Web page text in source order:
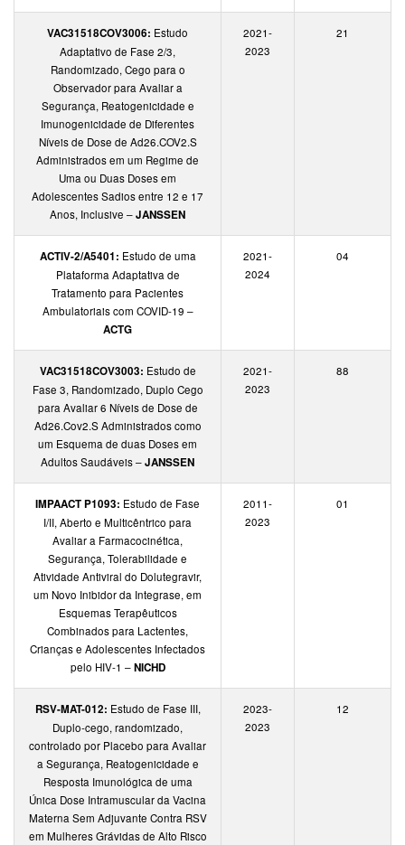
VAC31518COV3006: Estudo
Adaptativo de Fase 2/3,
Randomizado, Cego para o
Observador para Avaliar a
Segurança, Reatogenicidade e
Imunogenicidade de Diferentes
Níveis de Dose de Ad26.COV2.S
Administrados em um Regime de
Uma ou Duas Doses em
Adolescentes Sadios entre 12 e 17
Anos, Inclusive –JANSSEN
2021-
2023
21
ACTIV-2/A5401: Estudo de uma
Plataforma Adaptativa de
Tratamento para Pacientes
Ambulatoriais com COVID-19 –
ACTG
2021-
2024
04
VAC31518COV3003: Estudo de
Fase 3, Randomizado, Duplo Cego
para Avaliar 6 Níveis de Dose de
Ad26.Cov2.S Administrados como
um Esquema de duas Doses em
Adultos Saudáveis –JANSSEN
2021-
2023
88
IMPAACT P1093: Estudo de Fase
I/II, Aberto e Multicêntrico para
Avaliar a Farmacocinética,
Segurança, Tolerabilidade e
Atividade Antiviral do Dolutegravir,
um Novo Inibidor da Integrase, em
Esquemas Terapêuticos
Combinados para Lactentes,
Crianças e Adolescentes Infectados
pelo HIV-1 –NICHD
2011-
2023
01
RSV-MAT-012: Estudo de Fase III,
Duplo-cego, randomizado,
controlado por Placebo para Avaliar
a Segurança, Reatogenicidade e
Resposta Imunológica de uma
Única Dose Intramuscular da Vacina
Materna Sem Adjuvante Contra RSV
em Mulheres Grávidas de Alto Risco
2023-
2023
12